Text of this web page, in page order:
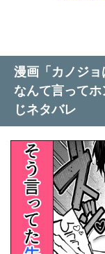
漫画「カノジ
なんて言って
じネタバレ